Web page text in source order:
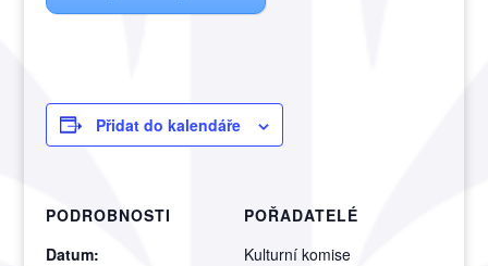
Přidat do kalendáře
PODROBNOSTI
Datum:
POŘADATELÉ
Kulturní komise